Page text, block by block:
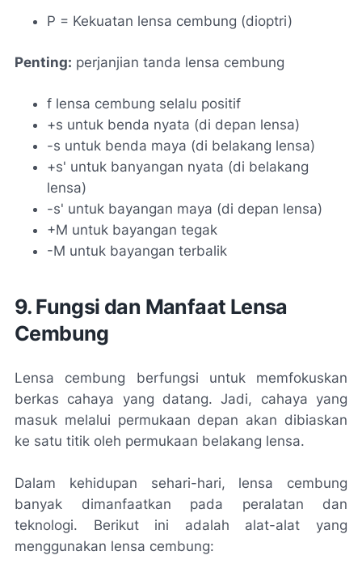
P = Kekuatan lensa cembung (dioptri)
Penting: perjanjian tanda lensa cembung
f lensa cembung selalu positif
+s untuk benda nyata (di depan lensa)
-s untuk benda maya (di belakang lensa)
+s' untuk banyangan nyata (di belakang
lensa)
-s' untuk bayangan maya (di depan lensa)
+M untuk bayangan tegak
-M untuk bayangan terbalik
9. Fungsi dan Manfaat Lensa
Cembung
Lensa cembung berfungsi untuk memfokuskan
berkas cahaya yang datang. Jadi, cahaya yang
masuk melalui permukaan depan akan dibiaskan
ke satu titik oleh permukaan belakang lensa.
Dalam kehidupan sehari-hari, lensa cembung
banyak dimanfaatkan pada peralatan dan
teknologi. Berikut ini adalah alat-alat yang
menggunakan lensa cembung: